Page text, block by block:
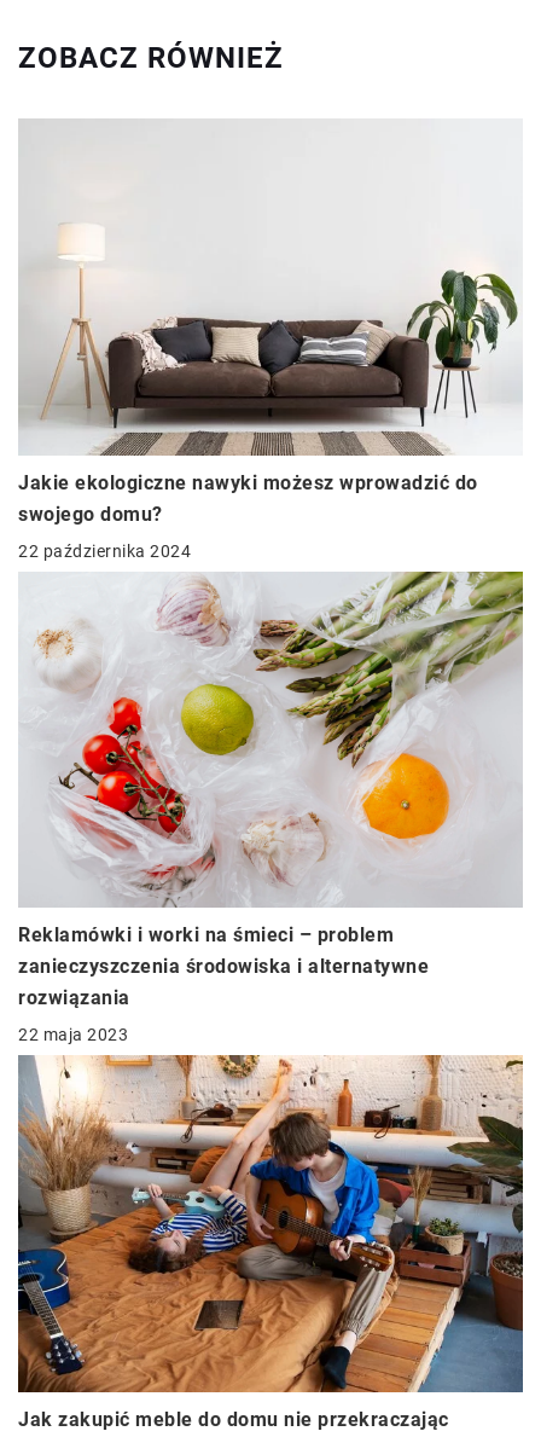
ZOBACZ RÓWNIEŻ
Jakie ekologiczne nawyki możesz wprowadzić do
swojego domu?
22 października 2024
Reklamówki i worki na śmieci – problem
zanieczyszczenia środowiska i alternatywne
rozwiązania
22 maja 2023
Jak zakupić meble do domu nie przekraczając